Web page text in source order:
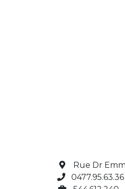
Rue Dr
0477.95.63.36